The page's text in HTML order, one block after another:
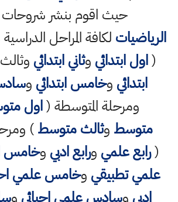
حيث اقوم بنشر
الرياضيات لكافة المراحل
(اول ابتدائي وثاني ابتدائي
ابتدائي وخامس ابتدائي و
ومرحلة المتوسطة (اول
متوسط وثالث متوسط)
(رابع علمي ورابع ادبي وخامس
علمي تطبيقي وخامس علمي
ادبي وسادس علمي احيائي و